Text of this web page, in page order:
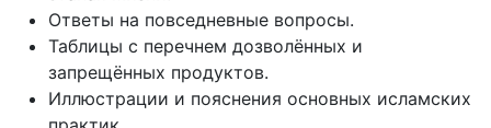
Ответы на повседневные вопросы.
Таблицы с перечнем дозволённых и
запрещённых продуктов.
Иллюстрации и пояснения основных исламских